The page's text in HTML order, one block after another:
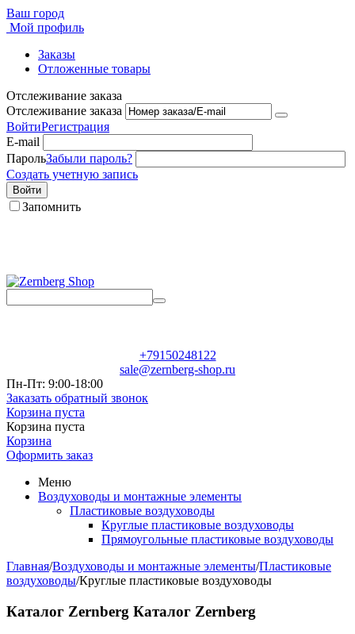
Ваш город
Мой профиль
Заказы
Отложенные товары
Отслеживание заказа
Отслеживание заказа
ВойтиРегистрация
E-mail
ПарольЗабыли пароль?
Создать учетную запись
Войти
Запомнить
+79150248122
sale@zernberg-shop.ru
Пн-Пт: 9:00-18:00
Заказать обратный звонок
Корзина пуста
Корзина пуста
Корзина
Оформить заказ
Меню
Воздуховоды и монтажные элементы
Пластиковые воздуховоды
Круглые пластиковые воздуховоды
Прямоугольные пластиковые воздуховоды
Главная/Воздуховоды и монтажные элементы/Пластиковые
воздуховоды/Круглые пластиковые воздуховоды
Каталог Zernberg Каталог Zernberg